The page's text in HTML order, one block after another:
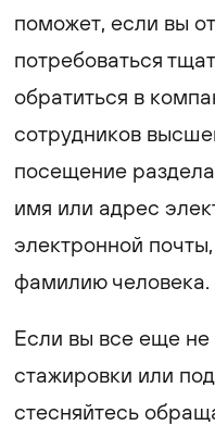
поможет, если вы
потребоваться
обратиться в
сотрудников
посещение
имя или адрес
электронной
фамилию человека.
Если вы все еще не
стажировки или
стесняйтесь